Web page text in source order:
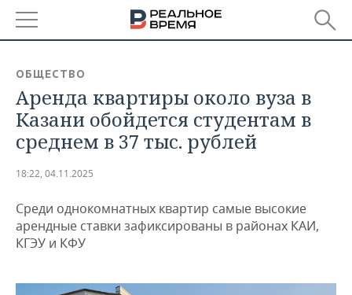
БАШКОРТОСТАН
ТАТАРСТАН
НОВОСТИ
АНАЛИТИКА
ДЕКЛАРАЦИИ О ДОХОДАХ
КОРОЛИ ГОСЗАКАЗА ПФО
НОВОСТИ ЭКОНОМИКИ
ФИНАНСЫ
ПРОМЫШЛЕННОСТЬ
НОВОСТИ
ПРОМЫШЛЕННОСТИ
АГРОПРОМ
НЕДВИЖИМОСТЬ
ОБЩЕСТВО
Аренда квартиры около вуза в
Казани обойдется студентам в
среднем в 37 тыс. рублей
18:22, 04.11.2025
Среди однокомнатных квартир самые высокие
арендные ставки зафиксированы в районах КАИ,
КГЭУ и КФУ